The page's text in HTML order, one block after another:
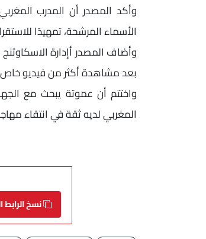
وأكد المصدر أن المدرب
الأسماء المرشحة، تمهيدًا
وأضاف المصدر أإدارة
بعد مشاهدة أكثر من فيديو
واختتم أن عموتة يبحث مع
المغربي لديه ثقة في انتقاء
نسخ الرابط المقال